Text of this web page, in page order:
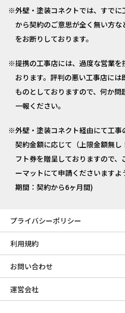
外壁・塗装コネクトでは、すで
から契約のご意思が全く無い方
をお断りしております。
提携の工事店には、過度な営業
おります。評判の悪い工事店に
ものとしておりますので、何か
一報ください。
外壁・塗装コネクト経由にて工事
契約金額に応じて（上限金額無
フト券を贈呈しておりますので
ーマットにて申請くださいます
期間：契約から6ヶ月間)
プライバシーポリシー
利用規約
お問い合わせ
運営会社